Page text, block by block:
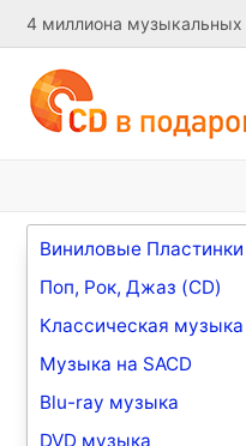
4 миллиона музыкальных
Виниловые Пластинки
Поп, Рок, Джаз (CD)
Классическая музыка
Музыка на SACD
Blu-ray музыка
DVD музыка